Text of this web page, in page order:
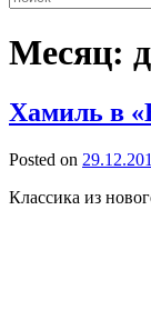
Месяц:
Хамиль в
Posted on
Классика из